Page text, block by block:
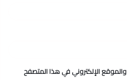
الإلكتروني في هذا المتصفح